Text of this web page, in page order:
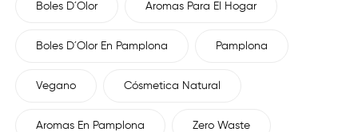
Boles D´Olor Aromas Para El Hogar
Boles D´Olor En Pamplona Pamplona
Vegano Cósmetica Natural
Aromas En Pamplona Zero Waste